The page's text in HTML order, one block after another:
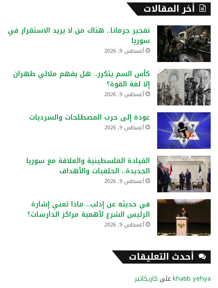
أخر المقالات
تفجير جرمانا.. هناك من لا يريد الاستقرار في
سوريا
أغسطس 9, 2026
كأس السم يتكرر.. هل يفهم ملالي طهران
إلا لغة القوة؟
أغسطس 9, 2026
عودة إلى حرب المصطلحات والسرديات
أغسطس 9, 2026
القيادة الفلسطينية والعلاقة مع سوريا
الجديدة.. الخلفيات والأهداف
أغسطس 9, 2026
في حديثه عن إدلب.. ماذا تعني إشارة
الرئيس الشرع لأهمية مراكز الدارسات؟
أغسطس 9, 2026
أحدث التعليقات
khatib yehyaعلى كاريكاتير